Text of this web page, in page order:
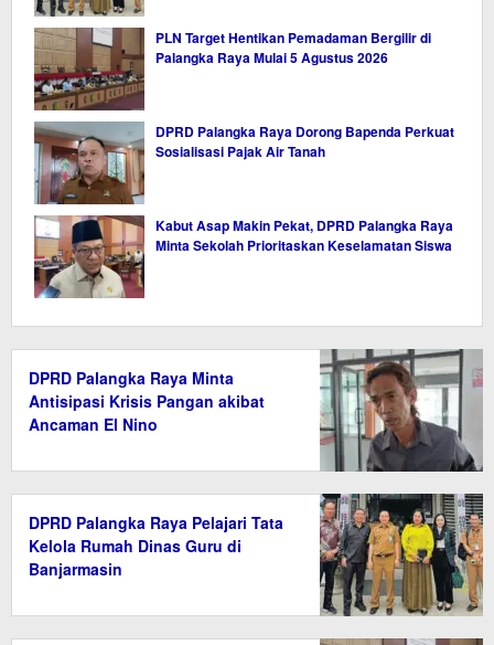
PLN Target Hentikan Pemadaman Bergilir di
Palangka Raya Mulai 5 Agustus 2026
DPRD Palangka Raya Dorong Bapenda Perkuat
Sosialisasi Pajak Air Tanah
Kabut Asap Makin Pekat, DPRD Palangka Raya
Minta Sekolah Prioritaskan Keselamatan Siswa
DPRD Palangka Raya Minta
Antisipasi Krisis Pangan akibat
Ancaman El Nino
DPRD Palangka Raya Pelajari Tata
Kelola Rumah Dinas Guru di
Banjarmasin